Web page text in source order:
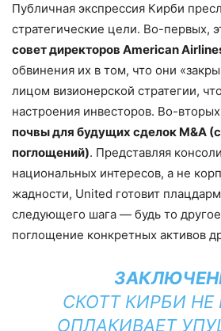
Публичная экспрессия Кирби
стратегические цели. Во-первых,
совет директоров American
обвинения их в том, что они
лицом визионерской стратегии,
настроения инвесторов. Во-
почвы для будущих сделок M&A
поглощений). Представляя
национальных интересов, а не
жадности, United готовит
следующего шага — будь то
поглощение конкретных активов
СКОТТ КИРБИ НЕ
ОПЛАКИВАЕТ